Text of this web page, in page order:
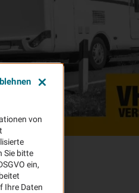
von
Sie bitte
ein,
Ihre Daten